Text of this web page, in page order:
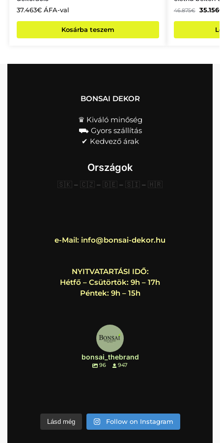
37.463€ÁFA-val
Kosárba teszem
46.875€ 35.156
BONSAI DEKOR
♛ Kiváló minőség
⛟ Gyors szállítás
✔︎ Kedvező árak
Országok
🇸🇰 – 🇨🇿 – 🇩🇪 – 🇸🇮 – 🇭🇷
e-Mail: info@bonsai-dekor.hu
NYITVATARTÁSI IDŐ:
Hétfő – Csütörtök: 9h – 17h
Péntek: 9h – 15h
bonsai_thebrand
96 947
Lásd még Follow on Instagram